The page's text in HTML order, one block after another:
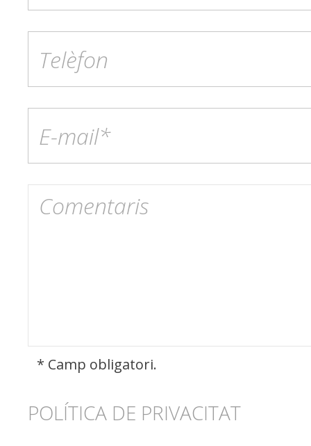
* Camp obligatori.
POLÍTICA DE PRIVACITAT